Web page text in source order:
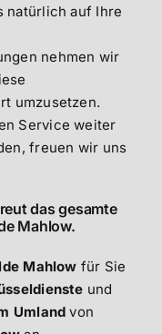
natürlich auf Ihre
nehmen wir
umzusetzen.
Service weiter
freuen wir uns
das gesamte
Mahlow.
Mahlow für Sie
und
Umland von